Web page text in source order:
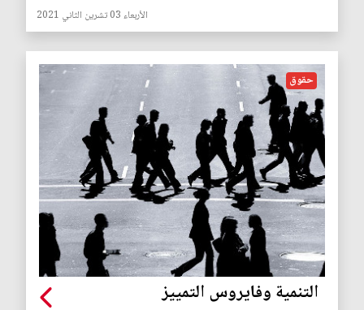
الأربعاء 03 تشرين الثاني 2021
حقوق
التنمية وفايروس التمييز